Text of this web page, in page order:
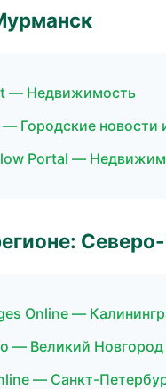
— Недвижимость
Городские новости
Portal —
Online —
— Великий Новгород
— Санкт-